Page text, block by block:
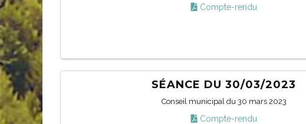
Compte-rendu
SÉANCE DU 30/03/2023
Conseil municipal du 30 mars 2023
Compte-rendu